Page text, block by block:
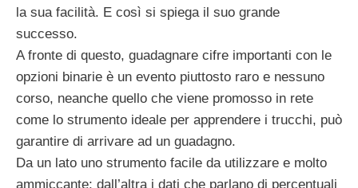
la sua facilità. E così si spiega il suo grande
successo.
A fronte di questo, guadagnare cifre importanti con le
opzioni binarie è un evento piuttosto raro e nessuno
corso, neanche quello che viene promosso in rete
come lo strumento ideale per apprendere i trucchi, può
garantire di arrivare ad un guadagno.
Da un lato uno strumento facile da utilizzare e molto
ammiccante; dall’altra i dati che parlano di percentuali